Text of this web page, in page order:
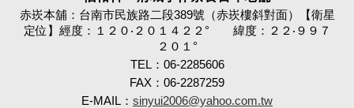
赤崁本舖：台南市民族路二段389號（赤崁樓斜對面）【衛星
定位】經度：１２０‧２０１４２２° 緯度：２２‧９９７
２０１°
TEL：06-2285606
FAX：06-2287259
E-MAIL： sinyui2006@yahoo.com.tw